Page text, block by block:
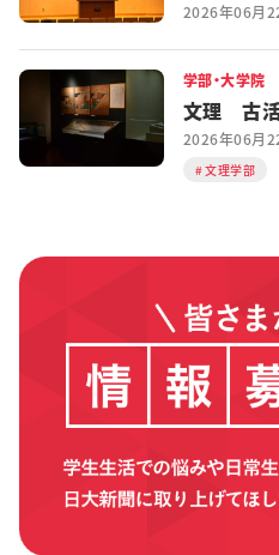
2026年06月
学部・大学院
文理 古活
2026年06月
文理学部